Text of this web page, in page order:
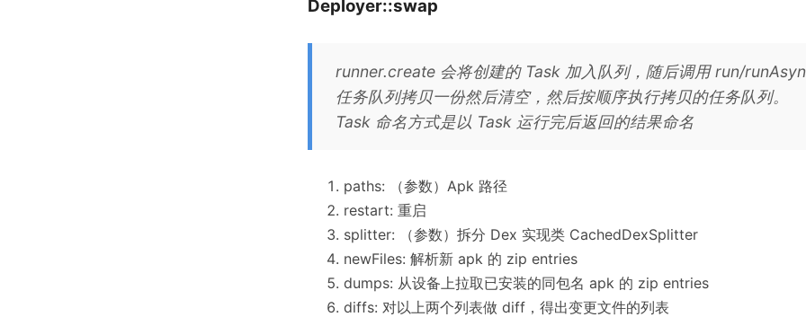
Deployer::swap
runner.create 会将创建的 Task 加入队列，随后调用 run/
任务队列拷贝一份然后清空，然后按顺序执行拷贝的任务队列。
Task 命名方式是以 Task 运行完后返回的结果命名
paths: （参数）Apk 路径
restart: 重启
splitter: （参数）拆分 Dex 实现类 CachedDexSplitter
newFiles: 解析新 apk 的 zip entries
dumps: 从设备上拉取已安装的同包名 apk 的 zip entries
diffs: 对以上两个列表做 diff，得出变更文件的列表